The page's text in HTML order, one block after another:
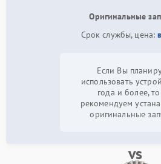
Оригинальные
Срок службы, цена:
Если Вы
использовать
года и более,
рекомендуем
оригинальные
vs